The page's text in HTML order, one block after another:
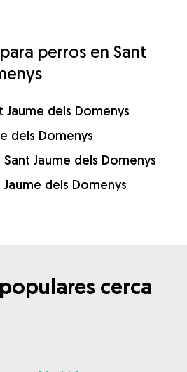
perros en Sant
dels Domenys
dels Domenys
Jaume dels Domenys
dels Domenys
cerca